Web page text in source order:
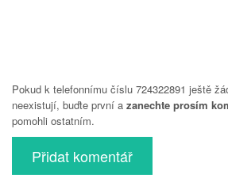
Pokud k telefonnímu číslu 724322891 ještě
neexistují, buďte první a zanechte prosím
pomohli ostatním.
Přidat komentář